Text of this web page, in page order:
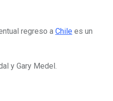
regreso a Chile es un
y Gary Medel.